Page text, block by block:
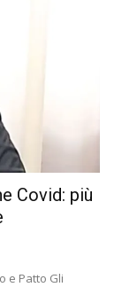
Covid: più
e Patto Gli